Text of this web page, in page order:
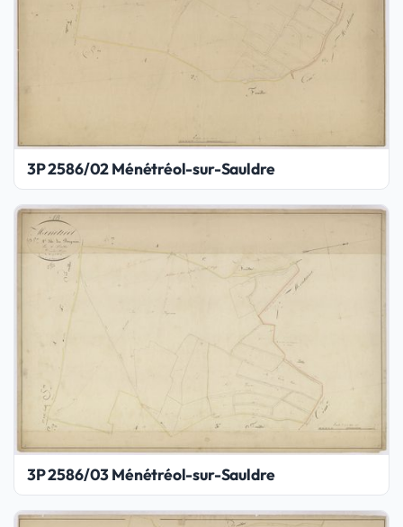
3P 2586/02 Ménétréol-sur-Sauldre
3P 2586/03 Ménétréol-sur-Sauldre